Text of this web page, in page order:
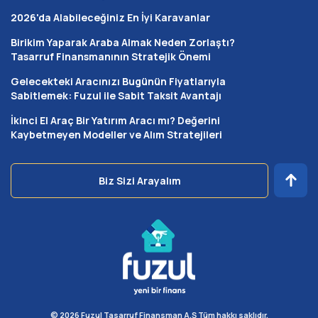
ek yükler bulunmaz. Süreç noter huzurunda
gerçekleştirilen işlemlerle yasal güvence altına alınır ve
teslimat tarihleri her katılımcı için adil bir şekilde planlanır.
düşük maliyetli yapı sayesinde hayallerine kavuşmaktadır.
Serbest Ödemeli Model ile Kendi
Taksitini Belirle
Serbest ödemeli model, aylık taksit miktarlarının
tamamen sizin ödeme kapasitenize ve o anki ekonomik
seçenektir. Kırıkkale’de farklı sektörlerde çalışan ve gelir
seviyesi değişkenlik gösteren aileler için bu esneklik
büyük bir finansal konfor sunar. Taksitlerinizi dilediğiniz
zaman artırabilir, bu sayede evinizin teslimat tarihini öne
çekme imkanına sahip olursunuz.
2026'da Alabileceğiniz En İyi Karavanlar
Birikim Yaparak Araba Almak Neden Zorlaştı?
Tasarruf Finansmanının Stratejik Önemi
Gelecekteki Aracınızı Bugünün Fiyatlarıyla
Sabitlemek: Fuzul ile Sabit Taksit Avantajı
İkinci El Araç Bir Yatırım Aracı mı? Değerini
Kaybetmeyen Modeller ve Alım Stratejileri
Biz Sizi Arayalım
© 2026 Fuzul Tasarruf Finansman A.Ş Tüm hakkı saklıdır.